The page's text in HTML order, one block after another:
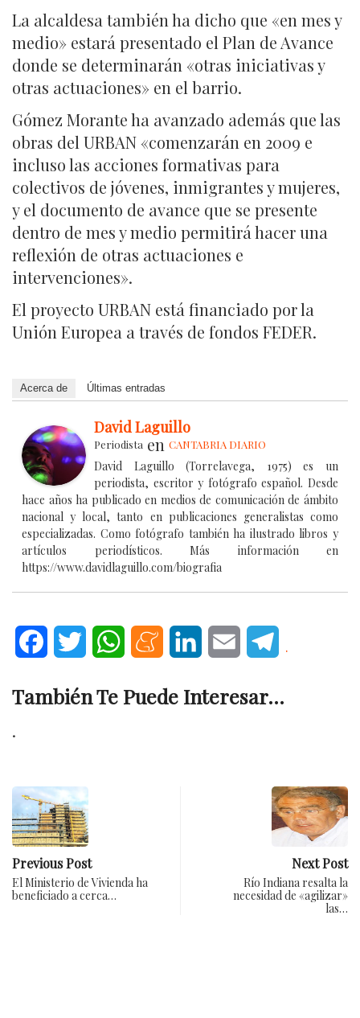
La alcaldesa también ha dicho que «en mes y
medio» estará presentado el Plan de Avance
donde se determinarán «otras iniciativas y
otras actuaciones» en el barrio.
Gómez Morante ha avanzado además que las
obras del URBAN «comenzarán en 2009 e
incluso las acciones formativas para
colectivos de jóvenes, inmigrantes y mujeres,
y el documento de avance que se presente
dentro de mes y medio permitirá hacer una
reflexión de otras actuaciones e
intervenciones».
El proyecto URBAN está financiado por la
Unión Europea a través de fondos FEDER.
Acerca de Últimas entradas
David Laguillo
Periodista en CANTABRIA DIARIO
David Laguillo (Torrelavega, 1975) es un
periodista, escritor y fotógrafo español. Desde
hace años ha publicado en medios de comunicación de ámbito
nacional y local, tanto en publicaciones generalistas como
especializadas. Como fotógrafo también ha ilustrado libros y
artículos periodísticos. Más información en
https://www.davidlaguillo.com/biografia
FacebookTwitter WhatsAppMeneameLinkedInEmail .
También Te Puede Interesar...
.
Previous Post
El Ministerio de Vivienda ha
beneficiado a cerca…
Next Post
Río Indiana resalta la
necesidad de «agilizar»
las…